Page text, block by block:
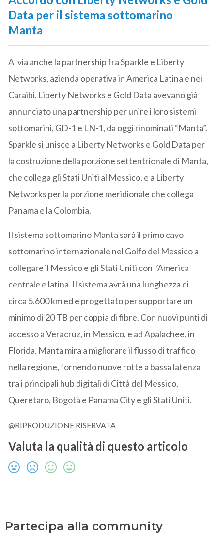
Data per il sistema sottomarino
Manta
Al via anche la partnership fra Sparkle e Liberty
Networks, azienda operativa in America Latina e nei
Caraibi. Liberty Networks e Gold Data avevano già
annunciato una partnership per unire i loro sistemi
sottomarini, GD-1 e LN-1, da oggi rinominati “Manta”.
Sparkle si unisce a Liberty Networks e Gold Data per
la costruzione della porzione settentrionale di Manta,
che collega gli Stati Uniti al Messico, e a Liberty
Networks per la porzione meridionale che collega
Panama e la Colombia.
Il sistema sottomarino Manta sarà il primo cavo
sottomarino internazionale nel Golfo del Messico a
collegare il Messico e gli Stati Uniti con l’America
centrale e latina. Il sistema avrà una lunghezza di
circa 5.600 km ed è progettato per supportare un
minimo di 20 TB per coppia di fibre. Con nuovi punti di
accesso a Veracruz, in Messico, e ad Apalachee, in
Florida, Manta mira a migliorare il flusso di traffico
nella regione, fornendo nuove rotte a bassa latenza
tra i principali hub digitali di Città del Messico,
Queretaro, Bogotà e Panama City e gli Stati Uniti.
@RIPRODUZIONE RISERVATA
Valuta la qualità di questo articolo
Partecipa alla community